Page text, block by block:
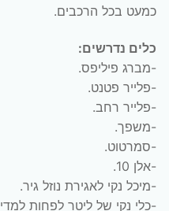
כמעט בכל הרכבים.
כלים נדרשים:
-מברג פיליפס.
-פלייר פטנט.
-פלייר רחב.
-משפך.
-סמרטוט.
-אלן 10.
-מיכל נקי לאגירת נוזל גיר.
-כלי נקי של ליטר לפחות